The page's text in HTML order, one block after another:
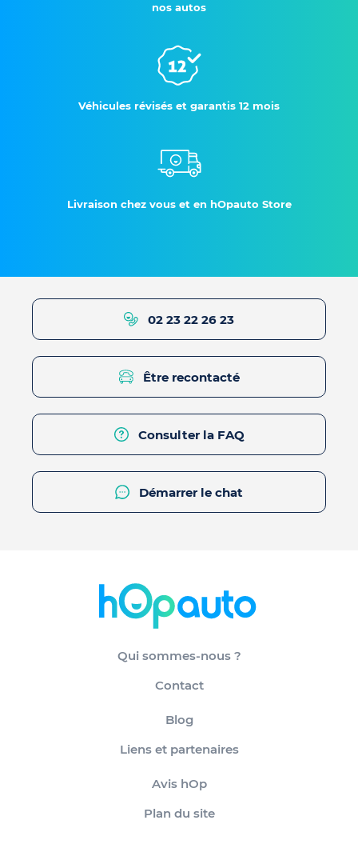
nos autos
Véhicules révisés et garantis 12 mois
Livraison chez vous et en hOpauto Store
02 23 22 26 23
Être recontacté
Consulter la FAQ
Démarrer le chat
Qui sommes-nous ?
Contact
Blog
Liens et partenaires
Avis hOp
Plan du site